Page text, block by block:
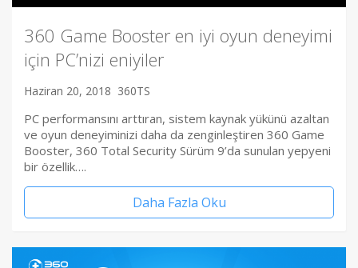
360 Game Booster en iyi oyun deneyimi
için PC’nizi eniyiler
Haziran 20, 2018 360TS
PC performansını arttıran, sistem kaynak yükünü azaltan
ve oyun deneyiminizi daha da zenginleştiren 360 Game
Booster, 360 Total Security Sürüm 9’da sunulan yepyeni
bir özellik….
Daha Fazla Oku